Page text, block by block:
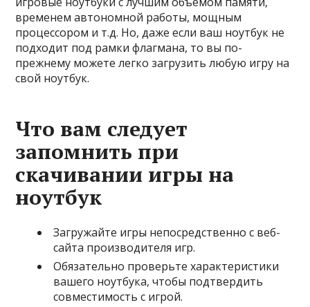
временем автономной работы, мощным
процессором и т.д. Но, даже если ваш ноутбук не
подходит под рамки флагмана, то вы по-
прежнему можете легко загрузить любую игру на
свой ноутбук.
Что вам следует
запомнить при
скачивании игры на
ноутбук
Загружайте игры непосредственно с веб-
сайта производителя игр.
Обязательно проверьте характеристики
вашего ноутбука, чтобы подтвердить
совместимость с игрой.